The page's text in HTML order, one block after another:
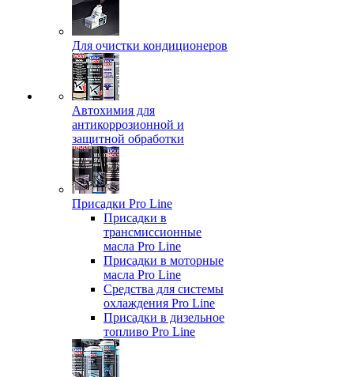
Для очистки кондиционеров
Автохимия для
антикоррозионной и
защитной обработки
Присадки Pro Line
Присадки в
трансмиссионные
масла Pro Line
Присадки в моторные
масла Pro Line
Средства для системы
охлаждения Pro Line
Присадки в дизельное
топливо Pro Line